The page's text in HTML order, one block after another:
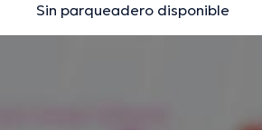
Sin parqueadero disponible